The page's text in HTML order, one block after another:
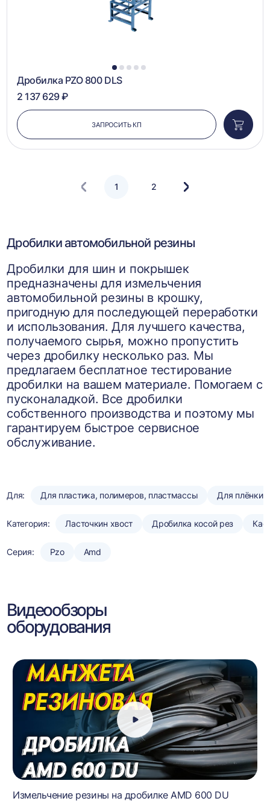
1 2 3 4 5
Дробилка PZO 800 DLS
2 137 629 ₽
ЗАПРОСИТЬ КП
в
1 2
Следующая
Дробилки автомобильной резины
Дробилки для шин и покрышек
предназначены для измельчения
автомобильной резины в крошку,
пригодную для последующей переработки
и использования. Для лучшего качества,
получаемого сырья, можно пропустить
через дробилку несколько раз. Мы
предлагаем бесплатное тестирование
дробилки на вашем материале. Помогаем с
пусконаладкой. Все дробилки
собственного производства и поэтому мы
гарантируем быстрое сервисное
обслуживание.
Для: Для пластика, полимеров, пластмассы Для плёнки
Категория: Ласточкин хвост Дробилка косой рез
Серия: Pzo Amd
Видеообзоры
оборудования
Измельчение резины на дробилке AMD 600 DU